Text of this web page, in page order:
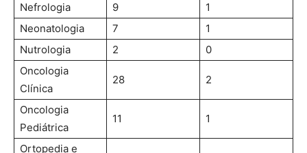
Nefrologia 9
1
Neonatologia
7
1
Nutrologia
2
0
Oncologia
Clínica
28 2
Oncologia
Pediátrica
11 1
Ortopedia e